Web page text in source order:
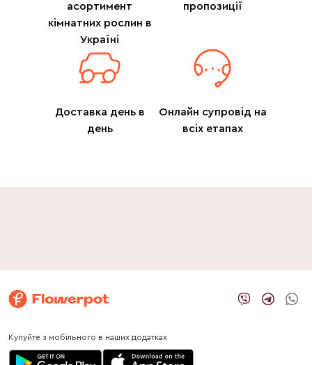
асортимент
кімнатних рослин в
Україні
пропозиції
Доставка день в
день
Онлайн супровід на
всіх етапах
Купуйте з мобільного в наших додатках